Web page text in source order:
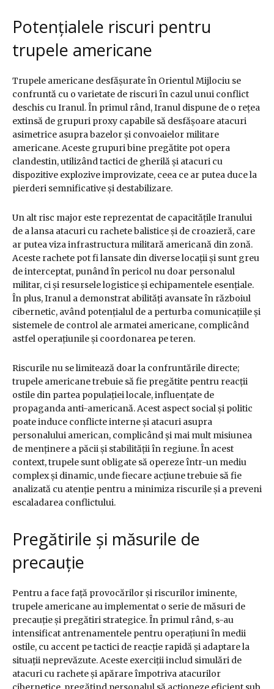
Potențialele riscuri pentru
trupele americane
Trupele americane desfășurate în Orientul Mijlociu se
confruntă cu o varietate de riscuri în cazul unui conflict
deschis cu Iranul. În primul rând, Iranul dispune de o rețea
extinsă de grupuri proxy capabile să desfășoare atacuri
asimetrice asupra bazelor și convoaielor militare
americane. Aceste grupuri bine pregătite pot opera
clandestin, utilizând tactici de gherilă și atacuri cu
dispozitive explozive improvizate, ceea ce ar putea duce la
pierderi semnificative și destabilizare.
Un alt risc major este reprezentat de capacitățile Iranului
de a lansa atacuri cu rachete balistice și de croazieră, care
ar putea viza infrastructura militară americană din zonă.
Aceste rachete pot fi lansate din diverse locații și sunt greu
de interceptat, punând în pericol nu doar personalul
militar, ci și resursele logistice și echipamentele esențiale.
În plus, Iranul a demonstrat abilități avansate în războiul
cibernetic, având potențialul de a perturba comunicațiile și
sistemele de control ale armatei americane, complicând
astfel operațiunile și coordonarea pe teren.
Riscurile nu se limitează doar la confruntările directe;
trupele americane trebuie să fie pregătite pentru reacții
ostile din partea populației locale, influențate de
propaganda anti-americană. Acest aspect social și politic
poate induce conflicte interne și atacuri asupra
personalului american, complicând și mai mult misiunea
de menținere a păcii și stabilității în regiune. În acest
context, trupele sunt obligate să opereze într-un mediu
complex și dinamic, unde fiecare acțiune trebuie să fie
analizată cu atenție pentru a minimiza riscurile și a preveni
escaladarea conflictului.
Pregătirile și măsurile de
precauție
Pentru a face față provocărilor și riscurilor iminente,
trupele americane au implementat o serie de măsuri de
precauție și pregătiri strategice. În primul rând, s-au
intensificat antrenamentele pentru operațiuni în medii
ostile, cu accent pe tactici de reacție rapidă și adaptare la
situații neprevăzute. Aceste exerciții includ simulări de
atacuri cu rachete și apărare împotriva atacurilor